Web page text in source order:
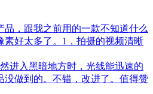
，跟我之前用的一款不知道什么
素好太多了。1，拍摄的视频清晰
进入黑暗地方时，光线能迅速的
没做到的。不错，改进了。值得赞